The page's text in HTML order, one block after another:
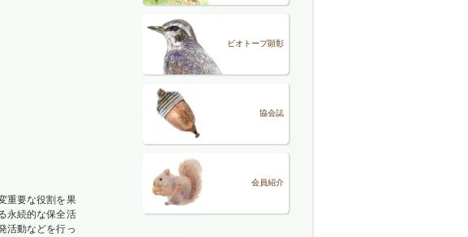
重要な役割を果
永続的な保全活
活動などを行っ
ビオトープ顕彰
協会誌
会員紹介